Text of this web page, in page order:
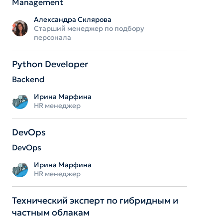
Management
Александра Склярова
Старший менеджер по подбору
персонала
Python Developer
Backend
Ирина Марфина
HR менеджер
DevOps
DevOps
Ирина Марфина
HR менеджер
Технический эксперт по гибридным и
частным облакам